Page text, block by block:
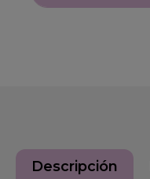
Descripción